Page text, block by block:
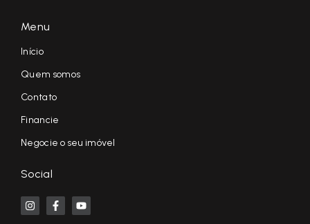
Menu
Início
Quem somos
Contato
Financie
Negocie o seu imóvel
Social